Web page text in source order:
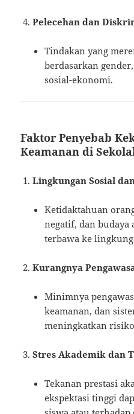
Pelecehan dan
Tindakan yang
berdasarkan
sosial-ekonomi.
Faktor Penyebab
Keamanan di
Lingkungan Sosial
Ketidaktahuan
negatif, dan budaya
terbawa ke
Kurangnya
Minimnya
keamanan, dan
meningkatkan
Stres Akademik dan
Tekanan prestasi
ekspektasi tinggi